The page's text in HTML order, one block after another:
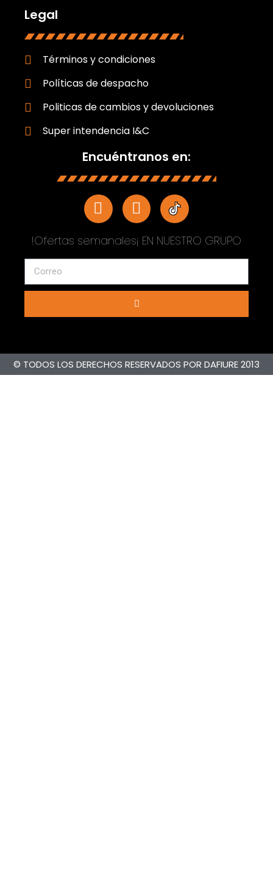
Legal
Términos y condiciones
Políticas de despacho
Politicas de cambios y devoluciones
Super intendencia I&C
Encuéntranos en:
!Ofertas semanales¡ EN NUESTRO GRUPO
© TODOS LOS DERECHOS RESERVADOS POR DAFIURE 2013